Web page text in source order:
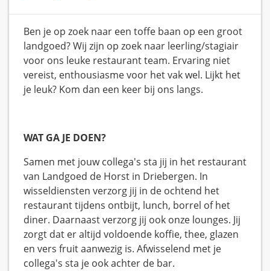
Ben je op zoek naar een toffe baan op een groot
landgoed? Wij zijn op zoek naar leerling/stagiair
voor ons leuke restaurant team. Ervaring niet
vereist, enthousiasme voor het vak wel. Lijkt het
je leuk? Kom dan een keer bij ons langs.
WAT GA JE DOEN?
Samen met jouw collega's sta jij in het restaurant
van Landgoed de Horst in Driebergen. In
wisseldiensten verzorg jij in de ochtend het
restaurant tijdens ontbijt, lunch, borrel of het
diner. Daarnaast verzorg jij ook onze lounges. Jij
zorgt dat er altijd voldoende koffie, thee, glazen
en vers fruit aanwezig is. Afwisselend met je
collega's sta je ook achter de bar.